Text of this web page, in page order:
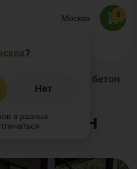
Москва
?
Нет
в разных
Заказать звонок
0
Монтаж ДПК на бетон
бетон